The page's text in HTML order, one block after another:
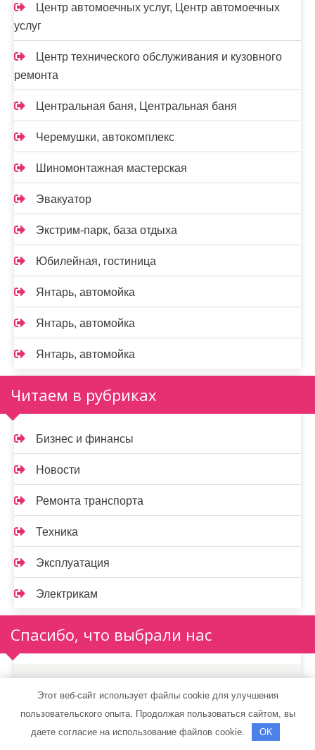
Центр автомоечных услуг, Центр автомоечных
услуг
Центр технического обслуживания и кузовного
ремонта
Центральная баня, Центральная баня
Черемушки, автокомплекс
Шиномонтажная мастерская
Эвакуатор
Экстрим-парк, база отдыха
Юбилейная, гостиница
Янтарь, автомойка
Янтарь, автомойка
Янтарь, автомойка
Читаем в рубриках
Бизнес и финансы
Новости
Ремонта транспорта
Техника
Эксплуатация
Электрикам
Спасибо, что выбрали нас
Этот веб-сайт использует файлы cookie для улучшения
пользовательского опыта. Продолжая пользоваться сайтом, вы
даете согласие на использование файлов cookie.
OK